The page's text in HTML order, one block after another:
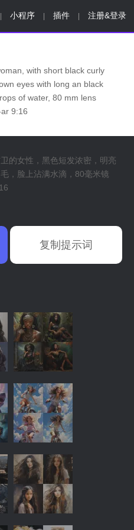
小程序 插件 注册&登录
with short black curly
eyes with long an black
of water, 80 mm lens
9:16
的女性，黑色短发浓密，明亮
，脸上沾满水滴，80毫米镜
复制提示词